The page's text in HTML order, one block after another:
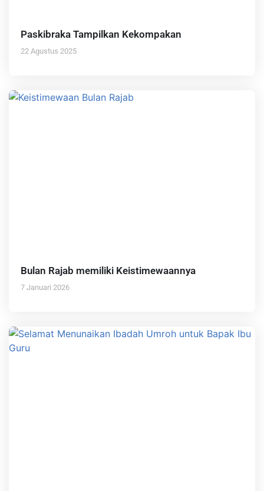
Paskibraka Tampilkan Kekompakan
22 Agustus 2025
Bulan Rajab memiliki Keistimewaannya
7 Januari 2026